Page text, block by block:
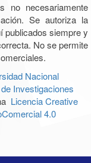
no necesariamente
Se autoriza la
publicados siempre y
No se permite
Nacional
Investigaciones
Licencia Creative
4.0